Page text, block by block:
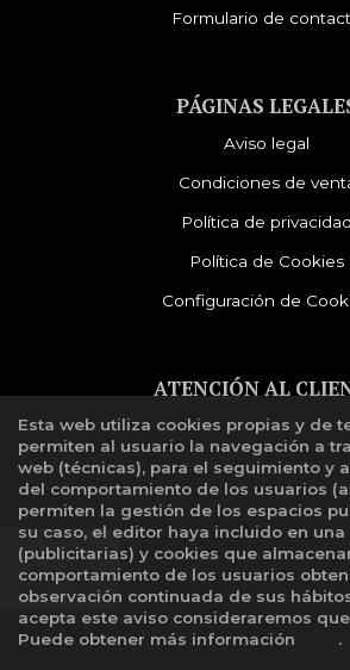
Formulario de
PÁGINAS
Aviso legal
Condiciones de
Política de privacidad
Política de Cookies
Configuración de
ATENCIÓN AL
Quiénes somos
Libro de
Esta web utiliza cookies propias y de
permiten al usuario la navegación a
web (técnicas), para el seguimiento y
del comportamiento de los usuarios
permiten la gestión de los espacios
su caso, el editor haya incluido en una
(publicitarias) y cookies que
comportamiento de los usuarios
observación continuada de sus
acepta este aviso consideraremos
Puede obtener más información
.